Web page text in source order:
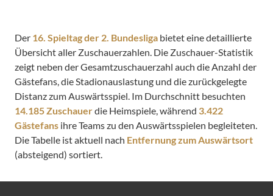
Der 16. Spieltag der 2. Bundesliga bietet eine detaillierte
Übersicht aller Zuschauerzahlen. Die Zuschauer-Statistik
zeigt neben der Gesamtzuschauerzahl auch die Anzahl der
Gästefans, die Stadionauslastung und die zurückgelegte
Distanz zum Auswärtsspiel. Im Durchschnitt besuchten
14.185 Zuschauerdie Heimspiele, während 3.422
Gästefans ihre Teams zu den Auswärtsspielen begleiteten.
Die Tabelle ist aktuell nach Entfernung zum Auswärtsort
(absteigend) sortiert.